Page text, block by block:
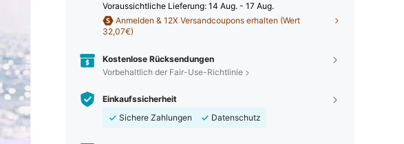
Voraussichtliche Lieferung: 14 Aug. - 17 Aug.
Anmelden & 12X Versandcoupons erhalten (Wert
32,07€)
Kostenlose Rücksendungen
Vorbehaltlich der Fair-Use-Richtlinie
Einkaufssicherheit
Sichere Zahlungen
Datenschutz